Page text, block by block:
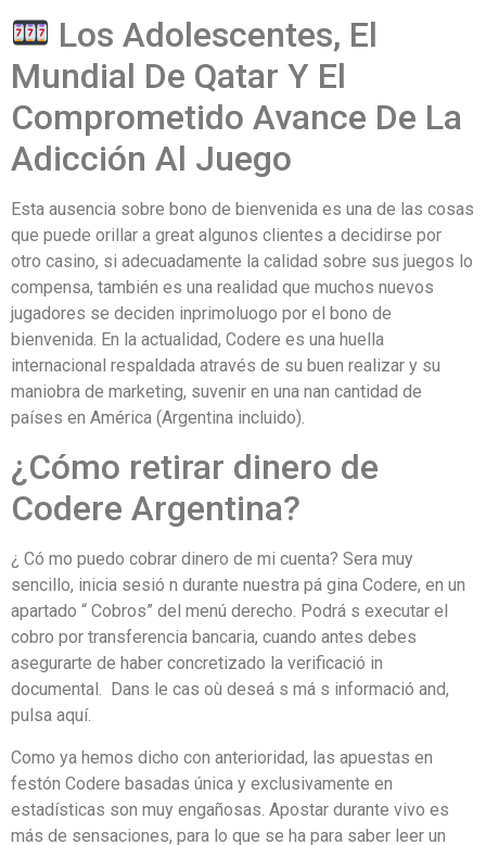
Los Adolescentes, El
Mundial De Qatar Y El
Comprometido Avance De La
Adicción Al Juego
Esta ausencia sobre bono de bienvenida es una de las cosas
que puede orillar a great algunos clientes a decidirse por
otro casino, si adecuadamente la calidad sobre sus juegos lo
compensa, también es una realidad que muchos nuevos
jugadores se deciden inprimoluogo por el bono de
bienvenida. En la actualidad, Codere es una huella
internacional respaldada através de su buen realizar y su
maniobra de marketing, suvenir en una nan cantidad de
países en América (Argentina incluido).
¿Cómo retirar dinero de
Codere Argentina?
¿ Có mo puedo cobrar dinero de mi cuenta? Sera muy
sencillo, inicia sesió n durante nuestra pá gina Codere, en un
apartado “ Cobros” del menú derecho​. Podrá s executar el
cobro por transferencia bancaria, cuando antes debes
asegurarte de haber concretizado la verificació in
documental. ​ Dans le cas où deseá s má s informació and,
pulsa aquí.
Como ya hemos dicho con anterioridad, las apuestas en
festón Codere basadas única y exclusivamente en
estadísticas son muy engañosas. Apostar durante vivo es
más de sensaciones, para lo que se ha para saber leer un